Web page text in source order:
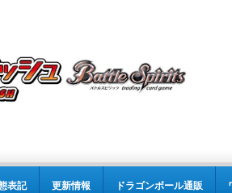
表記 更新情報 ドラゴンボール通販